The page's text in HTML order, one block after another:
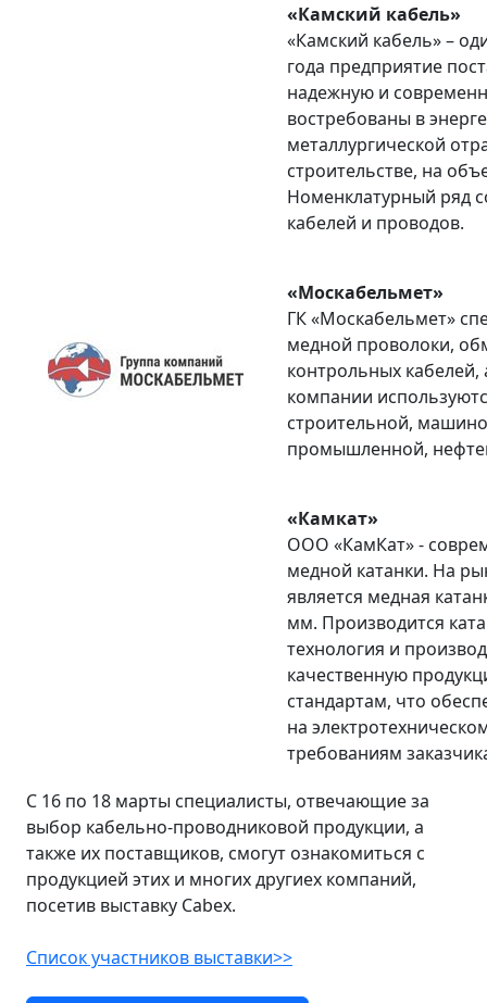
«Камский кабель»
«Камский кабель» –
года предприятие
надежную и
востребованы в
металлургической
строительстве, на
Номенклатурный ряд
кабелей и проводов.
«Москабельмет»
ГК «Москабельмет»
медной проволоки,
контрольных
компании
строительной,
промышленной,
«Камкат»
ООО «КамКат» -
медной катанки. На
является медная
мм. Производится
технология и
качественную
стандартам, что
на
требованиям
С 16 по 18 марты специалисты, отвечающие за
выбор кабельно-проводниковой продукции, а
также их поставщиков, смогут ознакомиться с
продукцией этих и многих другиех компаний,
посетив выставку Cabex.
Список участников выставки>>